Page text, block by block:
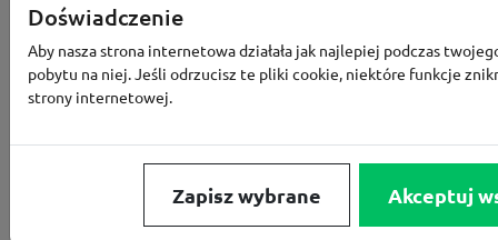
RTV EURO AGD
MEDIA EXPERT
EOBUWIE
KOMPUTRONIK
BORN2BE
MEDIA MARKT
Doświadczenie
Aby nasza strona internetowa działała jak najlepiej podczas
pobytu na niej. Jeśli odrzucisz te pliki cookie, niektóre funkcje
strony internetowej.
Zapisz wybrane Akceptuj